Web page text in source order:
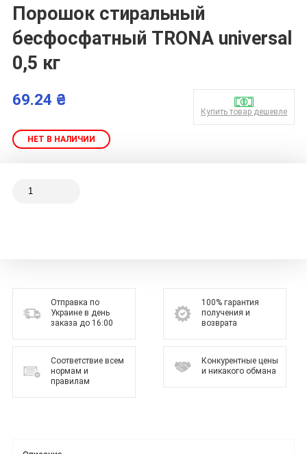
Порошок стиральный
бесфосфатный TRONA universal
0,5 кг
69.24 ₴
Купить товар дешевле
НЕТ В НАЛИЧИИ
Отправка по
Украине в день
заказа до 16:00
Соответствие всем
нормам и
правилам
100% гарантия
получения и
возврата
Конкурентные цены
и никакого обмана